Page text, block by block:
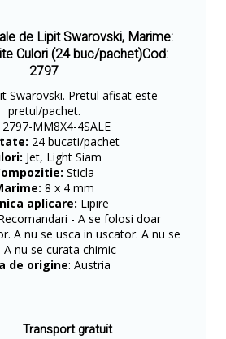
de Lipit Swarovski, Marime:
Culori (24 buc/pachet)Cod:
2797
Swarovski. Pretul afisat este
pretul/pachet.
2797-MM8X4-4SALE
24 bucati/pachet
Jet, Light Siam
Sticla
8 x 4 mm
aplicare: Lipire
- A se folosi doar
A nu se usca in uscator. A nu se
A nu se curata chimic
de origine: Austria
Transport gratuit